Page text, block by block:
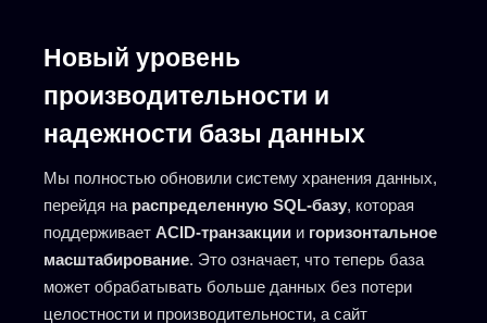
Новый уровень
производительности и
надежности базы данных
Мы полностью обновили систему хранения данных,
перейдя на распределенную SQL-базу, которая
поддерживает ACID-транзакции и горизонтальное
масштабирование. Это означает, что теперь база
может обрабатывать больше данных без потери
целостности и производительности, а сайт